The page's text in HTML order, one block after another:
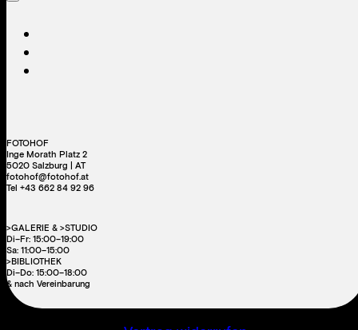
FOTOHOF
Inge Morath Platz 2
5020 Salzburg | AT
fotohof@fotohof.at
Tel +43 662 84 92 96
>GALERIE & >STUDIO
Di–Fr: 15:00–19:00
Sa: 11:00–15:00
>BIBLIOTHEK
Di–Do: 15:00–18:00
& nach Vereinbarung